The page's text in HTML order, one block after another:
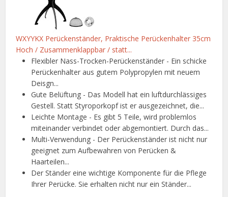
WXYYKX Perückenständer, Praktische Perückenhalter 35cm
Hoch / Zusammenklappbar / statt...
Flexibler Nass-Trocken-Perückenständer - Ein schicke
Perückenhalter aus gutem Polypropylen mit neuem
Deisgn...
Gute Belüftung - Das Modell hat ein luftdurchlässiges
Gestell. Statt Styroporkopf ist er ausgezeichnet, die...
Leichte Montage - Es gibt 5 Teile, wird problemlos
miteinander verbindet oder abgemontiert. Durch das...
Multi-Verwendung - Der Perückenständer ist nicht nur
geeignet zum Aufbewahren von Perücken &
Haarteilen...
Der Ständer eine wichtige Komponente für die Pflege
Ihrer Perücke. Sie erhalten nicht nur ein Ständer...